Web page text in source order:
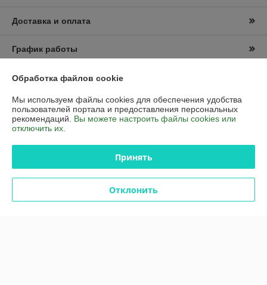
Доставка и оплата
График работы
Полная версия сайта
Политика обработки cookies
Сайт создан на платформе Deal.by
Информация для покупателя
Частное торговое унитарное предприятие
Обработка файлов cookie
Мы используем файлы cookies для обеспечения удобства
пользователей портала и предоставления персональных
рекомендаций. Вы можете настроить файлы cookies или
отключить их.
Принять
Отклонить